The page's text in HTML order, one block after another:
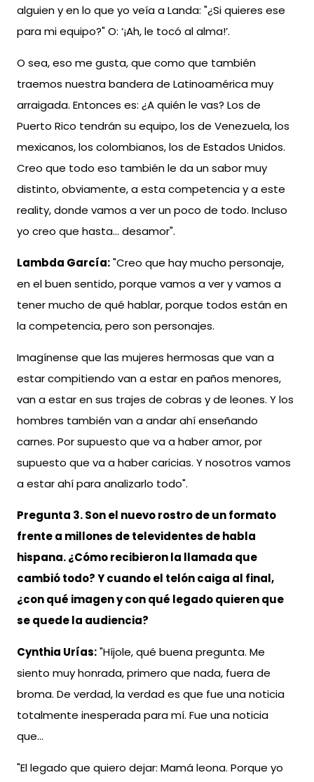
alguien y en lo que yo veía a Landa: "¿Si quieres ese
para mi equipo?" O: ‘¡Ah, le tocó al alma!’.
O sea, eso me gusta, que como que también
traemos nuestra bandera de Latinoamérica muy
arraigada. Entonces es: ¿A quién le vas? Los de
Puerto Rico tendrán su equipo, los de Venezuela, los
mexicanos, los colombianos, los de Estados Unidos.
Creo que todo eso también le da un sabor muy
distinto, obviamente, a esta competencia y a este
reality, donde vamos a ver un poco de todo. Incluso
yo creo que hasta… desamor".
Lambda García:"Creo que hay mucho personaje,
en el buen sentido, porque vamos a ver y vamos a
tener mucho de qué hablar, porque todos están en
la competencia, pero son personajes.
Imagínense que las mujeres hermosas que van a
estar compitiendo van a estar en paños menores,
van a estar en sus trajes de cobras y de leones. Y los
hombres también van a andar ahí enseñando
carnes. Por supuesto que va a haber amor, por
supuesto que va a haber caricias. Y nosotros vamos
a estar ahí para analizarlo todo".
Pregunta 3. Son el nuevo rostro de un formato
frente a millones de televidentes de habla
hispana. ¿Cómo recibieron la llamada que
cambió todo? Y cuando el telón caiga al final,
¿con qué imagen y con qué legado quieren que
se quede la audiencia?
Cynthia Urías:"Híjole, qué buena pregunta. Me
siento muy honrada, primero que nada, fuera de
broma. De verdad, la verdad es que fue una noticia
totalmente inesperada para mí. Fue una noticia
que…
"El legado que quiero dejar: Mamá leona. Porque yo